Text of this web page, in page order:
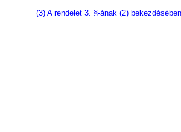
(3) A rendelet 3. §-ának (2)